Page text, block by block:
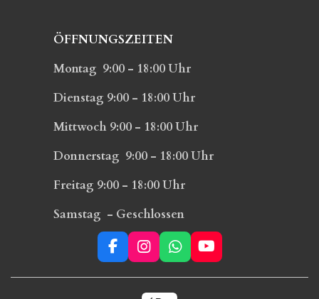
ÖFFNUNGSZEITEN
Montag 9:00 - 18:00 Uhr
Dienstag 9:00 - 18:00 Uhr
Mittwoch 9:00 - 18:00 Uhr
Donnerstag 9:00 - 18:00 Uhr
Freitag 9:00 - 18:00 Uhr
Samstag - Geschlossen
F
a
c
I
n
s
t
W
h
a
t
Y
o
u